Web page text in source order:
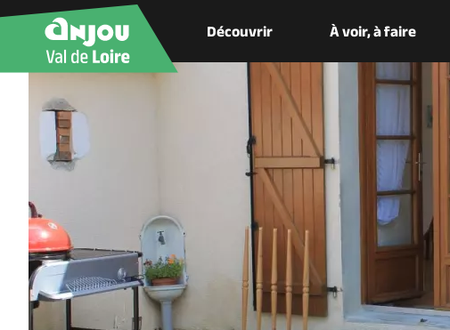
Découvrir À voir, à faire